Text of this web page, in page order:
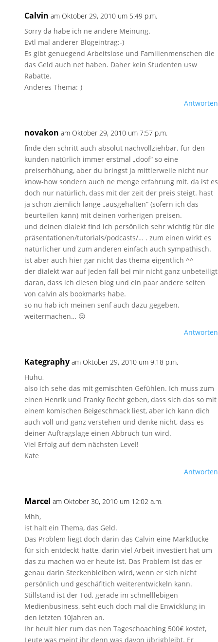
Calvin am Oktober 29, 2010 um 5:49 p.m.
Sorry da habe ich ne andere Meinung.
Evtl mal anderer Blogeintrag:-)
Es gibt genuegend Arbeitslose und Familienmenschen die
das Geld auch net haben. Daher kein Studenten usw
Rabatte.
Anderes Thema:-)
Antworten
novakon am Oktober 29, 2010 um 7:57 p.m.
finde den schritt auch absolut nachvollziehbar. für den
kunden natürlich immer erstmal „doof“ so eine
preiserhöhung, aber du bringst ja mittlerweile nicht nur
know-how sondern auch ne menge erfahrung mit. da ist es
doch nur natürlich, dass mit der zeit der preis steigt. hast
ja schon ziemlich lange „ausgehalten“ (sofern ich das
beurteilen kann) mit deinen vorherigen preisen.
und deinen dialekt find ich persönlich sehr wichtig für die
präsentationen/tutorials/podcasts/… . zum einen wirkt es
natürlicher und zum anderen einfach auch sympathisch.
ist aber auch hier gar nicht das thema eigentlich ^^
der dialekt war auf jeden fall bei mir nicht ganz unbeteiligt
daran, dass ich diesen blog und ein paar andere seiten
von calvin als bookmarks habe.
so nu hab ich meinen senf auch dazu gegeben.
weitermachen… 😛
Antworten
Kategraphy am Oktober 29, 2010 um 9:18 p.m.
Huhu,
also ich sehe das mit gemischten Gefühlen. Ich muss zum
einen Henrik und Franky Recht geben, dass sich das so mit
einem komischen Beigeschmack liest, aber ich kann dich
auch voll und ganz verstehen und denke nicht, dass es
deiner Auftragslage einen Abbruch tun wird.
Viel Erfolg auf dem nächsten Level!
Kate
Antworten
Marcel am Oktober 30, 2010 um 12:02 a.m.
Mhh,
ist halt ein Thema, das Geld.
Das Problem liegt doch darin das Calvin eine Marktlücke
für sich entdeckt hatte, darin viel Arbeit investiert hat um
das zu machen wo er heute ist. Das Problem ist das er
genau darin Steckenbleiben wird, wenn er sich nicht
persönlich und geschäfltich weiterentwickeln kann.
Stillstand ist der Tod, gerade im schnelllebigen
Medienbusiness, seht euch doch mal die Enwicklung in
den letzten 10Jahren an.
Ihr heult hier rum das nen Tageschoaching 500€ kostet,
Leute was meint ihr denn was davon übrigbleibt. Er